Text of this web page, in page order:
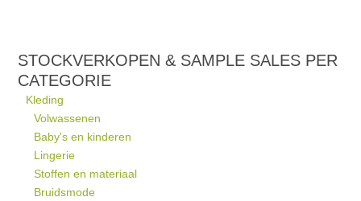
STOCKVERKOPEN & SAMPLE SALES PER
CATEGORIE
Kleding
Volwassenen
Baby's en kinderen
Lingerie
Stoffen en materiaal
Bruidsmode